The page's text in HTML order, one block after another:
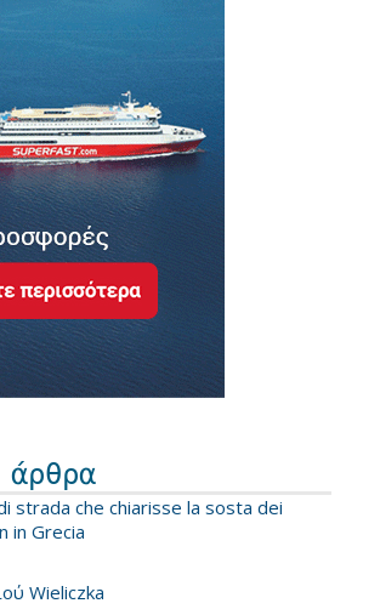
άρθρα
strada che chiarisse la sosta dei
in Grecia
Wieliczka